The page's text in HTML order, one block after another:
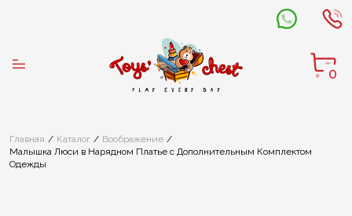
0
Главная Каталог
Воображение
Малышка Люси в Нарядном Платье с Дополнительным Комплектом
Одежды